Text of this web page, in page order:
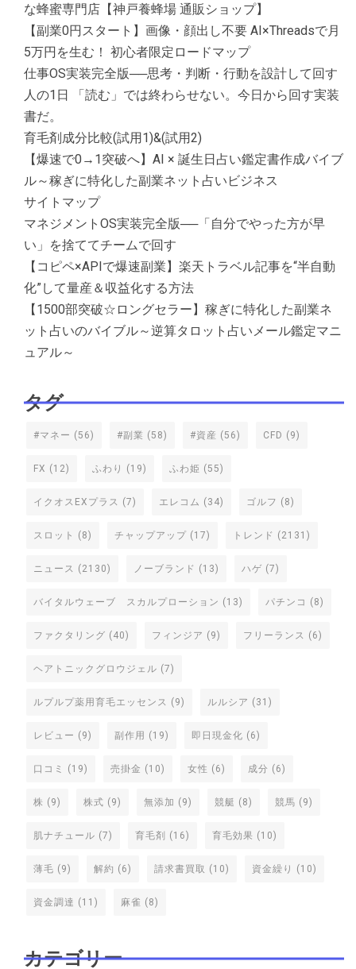
な蜂蜜専門店【神戸養蜂場 通販ショップ】
【副業0円スタート】画像・顔出し不要 AI×Threadsで月
5万円を生む！ 初心者限定ロードマップ
仕事OS実装完全版──思考・判断・行動を設計して回す
人の1日 「読む」では終わらせない。今日から回す実装
書だ。
育毛剤成分比較(試用1)&(試用2)
【爆速で0→1突破へ】AI × 誕生日占い鑑定書作成バイブ
ル～稼ぎに特化した副業ネット占いビジネス
サイトマップ
マネジメントOS実装完全版──「自分でやった方が早
い」を捨ててチームで回す
【コピペ×APIで爆速副業】楽天トラベル記事を“半自動
化”して量産＆収益化する方法
【1500部突破☆ロングセラー】稼ぎに特化した副業ネ
ット占いのバイブル～逆算タロット占いメール鑑定マニ
ュアル～
タグ
#マネー (56) #副業 (58) #資産 (56) CFD (9)
FX (12) ふわり (19) ふわ姫 (55)
イクオスEXプラス (7) エレコム (34) ゴルフ (8)
スロット (8) チャップアップ (17) トレンド (2131)
ニュース (2130) ノーブランド (13) ハゲ (7)
バイタルウェーブ スカルプローション (13) パチンコ (8)
ファクタリング (40) フィンジア (9) フリーランス (6)
ヘアトニックグロウジェル (7)
ルプルプ薬用育毛エッセンス (9) ルルシア (31)
レビュー (9) 副作用 (19) 即日現金化 (6)
口コミ (19) 売掛金 (10) 女性 (6) 成分 (6)
株 (9) 株式 (9) 無添加 (9) 競艇 (8) 競馬 (9)
肌ナチュール (7) 育毛剤 (16) 育毛効果 (10)
薄毛 (9) 解約 (6) 請求書買取 (10) 資金繰り (10)
資金調達 (11) 麻雀 (8)
カテゴリー